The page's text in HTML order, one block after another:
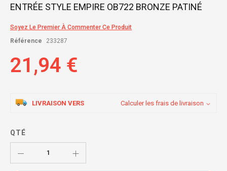
Skip
beginning
of
images
gallery
ENTRÉE STYLE EMPIRE OB722 BRONZE PATINÉ
Soyez Le Premier À Commenter Ce Produit
Référence
233287
21,94 €
LIVRAISON VERS Calculer les frais de livraison
QTÉ